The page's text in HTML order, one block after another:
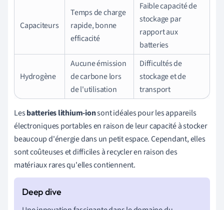
Capaciteurs
Temps de charge
rapide, bonne
efficacité
Faible capacité de
stockage par
rapport aux
batteries
Hydrogène
Aucune émission
de carbone lors
de l'utilisation
Difficultés de
stockage et de
transport
Lesbatteries lithium-ionsont idéales pour les appareils
électroniques portables en raison de leur capacité à stocker
beaucoup d'énergie dans un petit espace. Cependant, elles
sont coûteuses et difficiles à recycler en raison des
matériaux rares qu'elles contiennent.